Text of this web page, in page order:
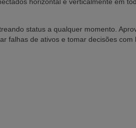
horizontal e verticalmente em
status a qualquer momento.
falhas de ativos e tomar decisões com